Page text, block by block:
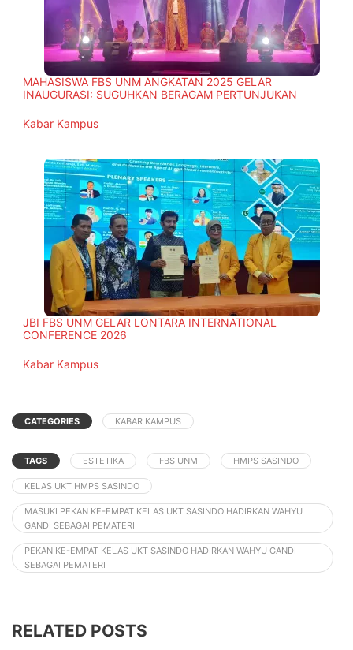
MAHASISWA FBS UNM ANGKATAN 2025 GELAR
INAUGURASI: SUGUHKAN BERAGAM PERTUNJUKAN
In relation to
Kabar Kampus
JBI FBS UNM GELAR LONTARA INTERNATIONAL
CONFERENCE 2026
In relation to
Kabar Kampus
CATEGORIES KABAR KAMPUS
TAGS ESTETIKA FBS UNM HMPS SASINDO
KELAS UKT HMPS SASINDO
MASUKI PEKAN KE-EMPAT KELAS UKT SASINDO HADIRKAN WAHYU
GANDI SEBAGAI PEMATERI
PEKAN KE-EMPAT KELAS UKT SASINDO HADIRKAN WAHYU GANDI
SEBAGAI PEMATERI
RELATED POSTS